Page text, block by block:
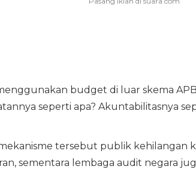
budget di luar skema
seperti apa? Akuntabilitasnya
tersebut publik kehilangan
sementara lembaga audit negara